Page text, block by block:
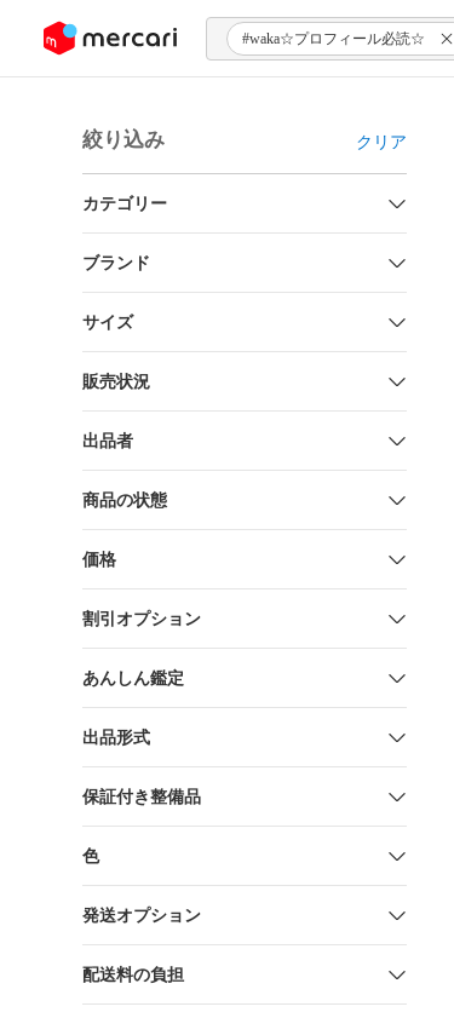
ツにスキップ #waka☆プロフィール必読☆
絞り込み クリア
カテゴリー
ブランド
サイズ
販売状況
出品者
商品の状態
価格
割引オプション
あんしん鑑定
出品形式
保証付き整備品
色
発送オプション
配送料の負担